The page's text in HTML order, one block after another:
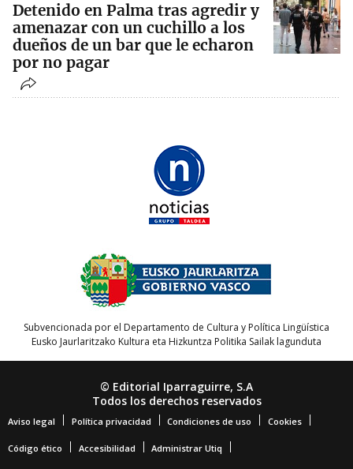
Detenido en Palma tras agredir y
amenazar con un cuchillo a los
dueños de un bar que le echaron
por no pagar
Subvencionada por el Departamento de Cultura y Política Lingüística
Eusko Jaurlaritzako Kultura eta Hizkuntza Politika Sailak lagunduta
© Editorial Iparraguirre, S.A
Todos los derechos reservados
Aviso legal Política privacidad Condiciones de uso Cookies
Código ético Accesibilidad Administrar Utiq